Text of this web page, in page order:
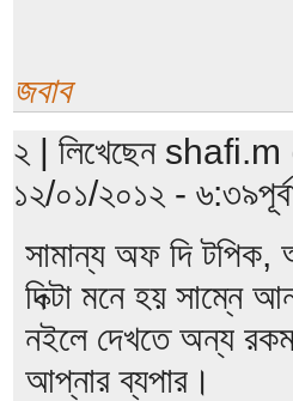
জবাব
২ | লিখেছেন shafi.m
১২/০১/২০১২ -
সামান্য অফ দি টপিক,
দিক্টা মনে হয় সাম্নে
নইলে দেখতে অন্য
আপ্নার ব্যপার।